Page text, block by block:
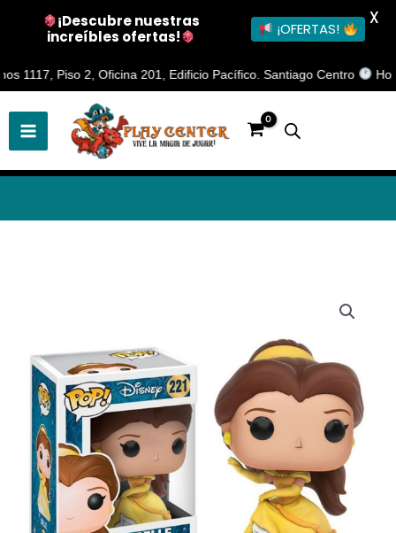
Piso 2, Oficina 201, Edificio Pacífico. Santiago Centro Horario
al
contenido
¡Descubre nuestras
increíbles ofertas!
¡OFERTAS!
X